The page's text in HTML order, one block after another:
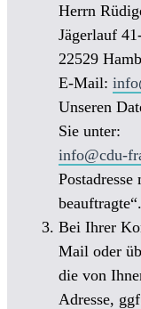
Herrn
Jägerlauf
22529
E-Mail:
Unseren
Sie unter:
info@cdu-
beauf­tragte“.
Bei Ihrer
Mail oder
die von
Adresse,